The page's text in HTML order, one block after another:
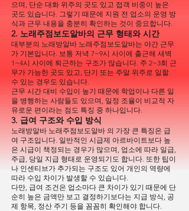
으며, 단순 대화 위주의 곳도 있고 접객 비중이 높은
곳도 있습니다. 그렇기 때문에 지원 전 업소의 운영 방
식과 근무 내용을 충분히 확인하는 것이 중요합니다.
2. 노래주점보도알바의 근무 형태와 시간
대부분의 노래방알바 노래주점보도알바는 야간 근무
가 기본입니다. 보통 저녁 7~9시 사이에 출근해 새벽
1~4시 사이에 퇴근하는 구조가 많습니다. 주 2~3회 근
무가 가능한 곳도 있고, 단기 또는 주말 위주로 일할
수 있는 경우도 있습니다.
근무 시간 대비 수입이 높기 때문에 학업이나 다른 일
을 병행하는 사람들도 있으며, 일정 조율이 비교적 자
유로운 편이라는 점도 특징 중 하나입니다.
3. 급여 구조와 수입 방식
노래방알바 노래주점보도알바 의 가장 큰 특징은 급
여 구조입니다. 일반적인 시급제 아르바이트보다 높
은 시급이 책정되는 경우가 많으며, 업소에 따라 일급,
주급, 당일 지급 형태로 운영되기도 합니다. 또한 팁이
나 인센티브가 추가되는 구조도 있어 개인의 역량에
따라 수입 차이가 발생할 수 있습니다.
다만, 급여 조건은 업소마다 큰 차이가 있기 때문에 단
순히 높은 금액만 보고 결정하기보다는 지급 방식, 공
제 항목, 정산 주기 등을 꼼꼼히 확인해야 합니다.